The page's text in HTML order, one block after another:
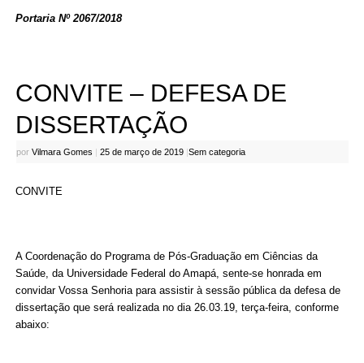
Portaria Nº 2067/2018
CONVITE – DEFESA DE
DISSERTAÇÃO
por Vilmara Gomes | 25 de março de 2019 |Sem categoria
CONVITE
A Coordenação do Programa de Pós-Graduação em Ciências da
Saúde, da Universidade Federal do Amapá, sente-se honrada em
convidar Vossa Senhoria para assistir à sessão pública da defesa de
dissertação que será realizada no dia 26.03.19, terça-feira, conforme
abaixo: